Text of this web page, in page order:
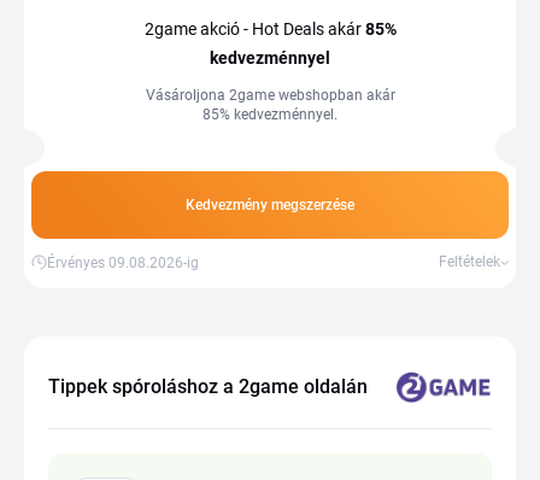
2game akció - Hot Deals akár85%
kedvezménnyel
Vásároljona 2game webshopban akár
85% kedvezménnyel.
Kedvezmény megszerzése
Érvényes 09.08.2026-ig Feltételek
Tippek spóroláshoz a 2game oldalán